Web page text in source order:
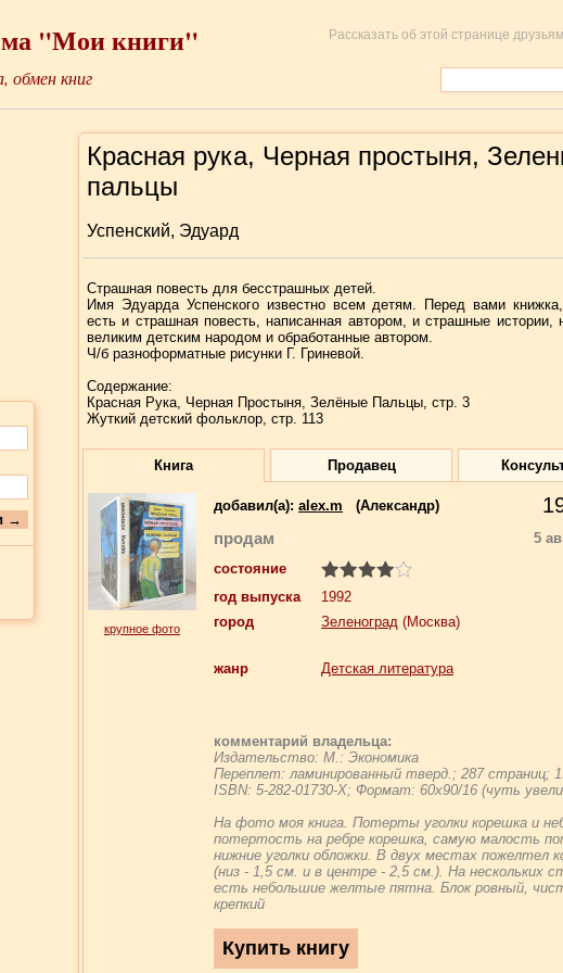
"Мои книги" Рассказать об этой странице
обмен книг
Красная рука, Черная простыня,
пальцы
Успенский, Эдуард
Страшная повесть для бесстрашных детей.
Имя Эдуарда Успенского известно всем детям. Перед вами
есть и страшная повесть, написанная автором, и страшные истории,
великим детским народом и обработанные автором.
Ч/б разноформатные рисунки Г. Гриневой.
Содержание:
Красная Рука, Черная Простыня, Зелёные Пальцы, стр. 3
Жуткий детский фольклор, стр. 113
Книга Продавец
крупное фото
добавил(a): alex.m (Александр)
продам
5
состояние
год выпуска
1992
город
Зеленоград (Москва)
жанр Детская литература
комментарий владельца:
Издательство: М.: Экономика
Переплет: ламинированный тверд.; 287 страниц;
ISBN: 5-282-01730-X; Формат: 60x90/16 (чуть
На фото моя книга. Потерты уголки корешка и
потертость на ребре корешка, самую малость
нижние уголки обложки. В двух местах пожелтел
(низ - 1,5 см. и в центре - 2,5 см.). На нескольких
есть небольшие желтые пятна. Блок ровный,
крепкий